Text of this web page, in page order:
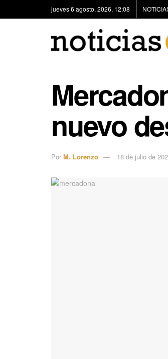
jueves 6 agosto, 2026, 12:08
nuevo
Por M. Lorenzo 18 de julio de